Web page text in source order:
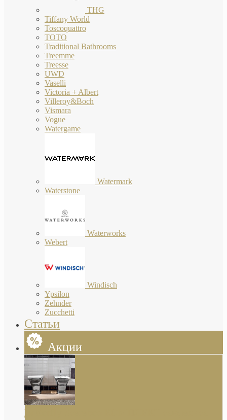
THG
Tiffany World
Toscoquattro
TOTO
Traditional Bathrooms
Treemme
Treesse
UWD
Vaselli
Victoria + Albert
Villeroy&Boch
Vismara
Vogue
Watergame
Watermark
Waterstone
Waterworks
Webert
Windisch
Ypsilon
Zehnder
Zucchetti
Статьи
Акции
Butterfly Scarabeo КОМПЛЕКТ санфаянса